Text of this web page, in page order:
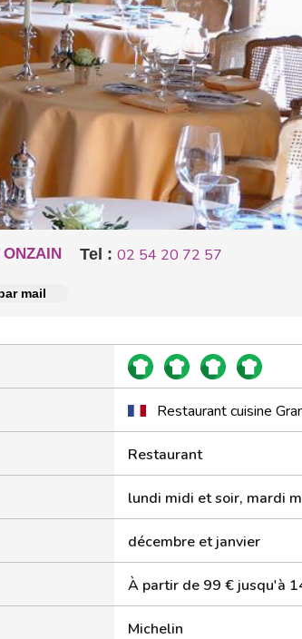
Tel : 02 54 20 72 57
mail
Restaurant cuisine
Restaurant
lundi midi et soir, mardi
décembre et janvier
À partir de 99 € jusqu'à
Michelin